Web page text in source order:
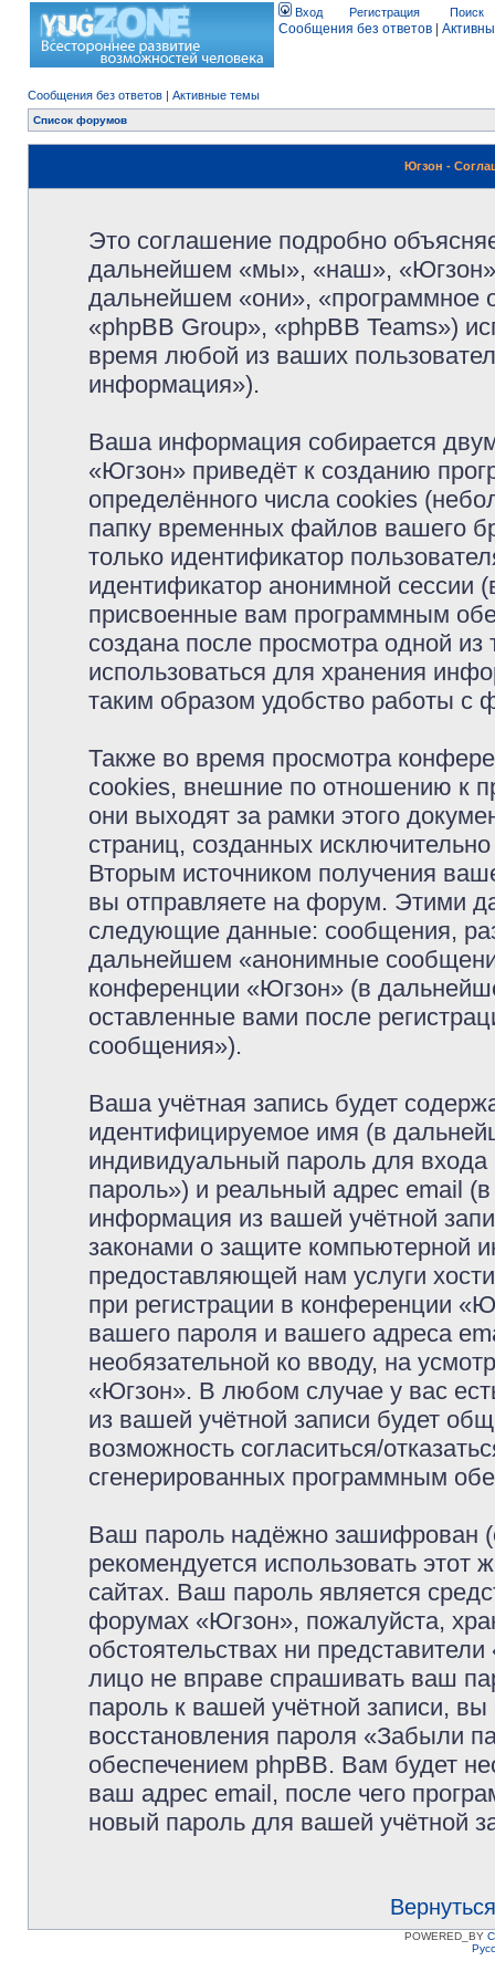
Вход Регистрация Поиск
Сообщения без ответов
Сообщения без ответов | Активные темы
Список форумов
Югзон -
Это соглашение подробно
дальнейшем «мы», «наш»,
дальнейшем «они», «программное
«phpBB Group», «phpBB Teams»)
время любой из ваших
информация»).
Ваша информация собирается
«Югзон» приведёт к созданию
определённого числа cookies
папку временных файлов вашего
только идентификатор
идентификатор анонимной сессии
присвоенные вам программным
создана после просмотра одной
использоваться для хранения
таким образом удобство работы с
Также во время просмотра
cookies, внешние по отношению к
они выходят за рамки этого
страниц, созданных
Вторым источником получения
вы отправляете на форум. Этими
следующие данные: сообщения,
дальнейшем «анонимные
конференции «Югзон» (в
оставленные вами после
сообщения»).
Ваша учётная запись будет
идентифицируемое имя (в
индивидуальный пароль для
пароль») и реальный адрес email
информация из вашей учётной
законами о защите компьютерной
предоставляющей нам услуги
при регистрации в конференции
вашего пароля и вашего адреса
необязательной ко вводу, на
«Югзон». В любом случае у вас
из вашей учётной записи будет
возможность согласиться/
сгенерированных программным
Ваш пароль надёжно зашифрован
рекомендуется использовать этот
сайтах. Ваш пароль является
форумах «Югзон», пожалуйста,
обстоятельствах ни
лицо не вправе спрашивать ваш
пароль к вашей учётной записи,
восстановления пароля «Забыли
обеспечением phpBB. Вам будет
ваш адрес email, после чего
новый пароль для вашей учётной
POWERED_BY